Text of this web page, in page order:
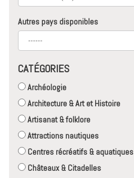
Autres pays disponibles
CATÉGORIES
Archéologie
Architecture & Art et Histoire
Artisanat & folklore
Attractions nautiques
Centres récréatifs & aquatiques
Châteaux & Citadelles